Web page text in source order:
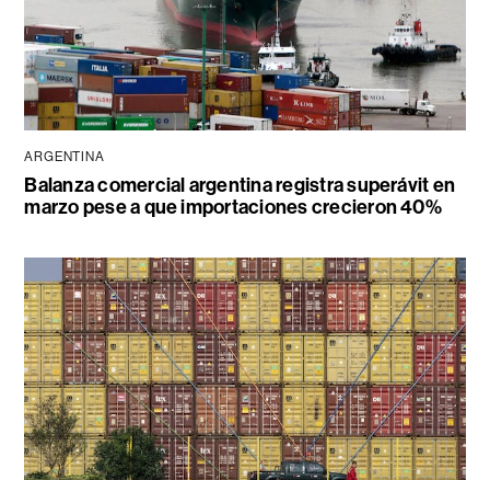
ARGENTINA
Balanza comercial argentina registra superávit en
marzo pese a que importaciones crecieron 40%